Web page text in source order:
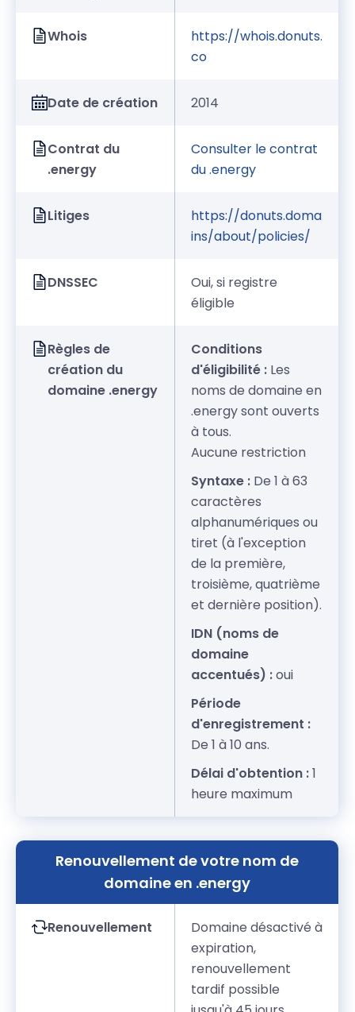
Whois
https://whois.donuts.
co
Date de création 2014
Contrat du
.energy
Consulter le contrat
du .energy
Litiges
https://donuts.doma
ins/about/policies/
DNSSEC
Oui, si registre
éligible
Règles de
création du
domaine .energy
Conditions
d'éligibilité : Les
noms de domaine en
.energy sont ouverts
à tous.
Aucune restriction
Syntaxe : De 1 à 63
caractères
alphanumériques ou
tiret (à l'exception
de la première,
troisième, quatrième
et dernière position).
IDN (noms de
domaine
accentués) :oui
Période
d'enregistrement :
De 1 à 10 ans.
Délai d'obtention :1
heure maximum
Renouvellement de votre nom de
domaine en .energy
Renouvellement
Domaine désactivé à
expiration,
renouvellement
tardif possible